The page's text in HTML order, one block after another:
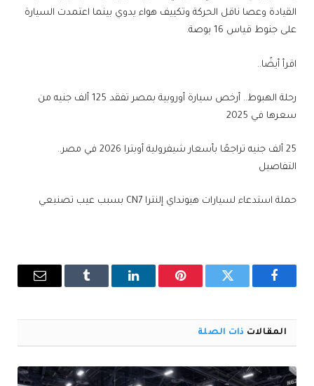
القيادة وعصا ناقل الحركة وتكييف هواء يدوي بينما اعتمدت السيارة
على جنوط قياس 16 بوصة.
اقرأ أيضًا..
رحلة الهبوط.. أرخص سيارة أوروبية بمصر تفقد 125 ألف جنيه من
سعرها في 2025
25 ألف جنيه تراجعًا بأسعار شيفرولية أوبترا 2026 في مصر..
التفاصيل
حملة استدعاء لسيارات هيونداي إلنترا CN7 بسبب عيب تصنيعي
فيسبوك تويتر بينتيريستلينكدإن Tumblr
البريد
المقالات ذات الصلة